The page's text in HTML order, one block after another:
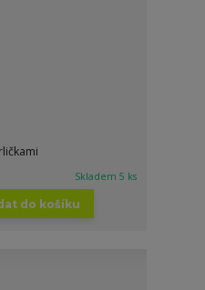
Skladem 5 ks
do košíku